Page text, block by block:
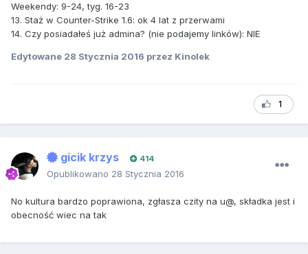
Weekendy: 9-24, tyg. 16-23
13. Staż w Counter-Strike 1.6: ok 4 lat z przerwami
14. Czy posiadałeś już admina? (nie podajemy linków): NIE
Edytowane 28 Stycznia 2016 przez Kinolek
1
gicik krzys 414
Opublikowano 28 Stycznia 2016
No kultura bardzo poprawiona, zgłasza czity na u@, składka jest i
obecność wiec na tak